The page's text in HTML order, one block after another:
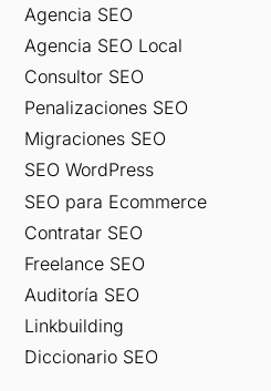
Agencia SEO
Agencia SEO Local
Consultor SEO
Penalizaciones SEO
Migraciones SEO
SEO WordPress
SEO para Ecommerce
Contratar SEO
Freelance SEO
Auditoría SEO
Linkbuilding
Diccionario SEO